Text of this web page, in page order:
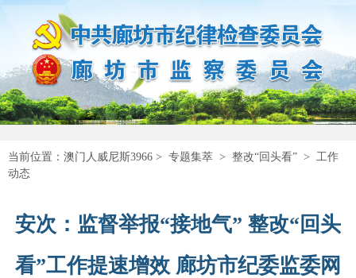
当前位置： 澳门人威尼斯3966 > 专题集萃 > 整改“回头看” > 工作
动态
安次：监督举报“接地气” 整改“回头
看”工作提速增效 廊坊市纪委监委网